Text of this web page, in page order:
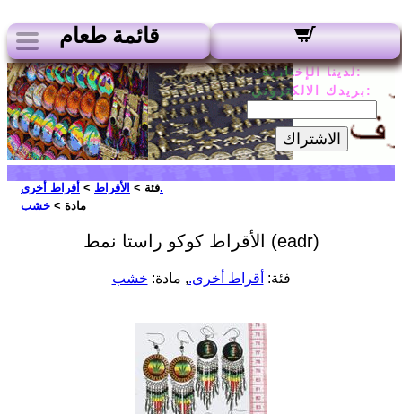
قائمة طعام
لدينا الإخبارية:
بريدك الالكتروني:
الاشتراك
فئة > الأقراط >
أقراط أخرى.
مادة > خشب
الأقراط كوكو راستا نمط (eadr)
فئة: أقراط أخرى., مادة: خشب